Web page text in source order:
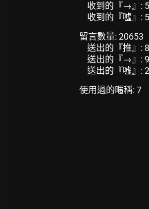
收到的『→』:
收到的『噓』:
留言數量: 20653
送出的『推』:
送出的『→』:
送出的『噓』:
使用過的暱稱: 7